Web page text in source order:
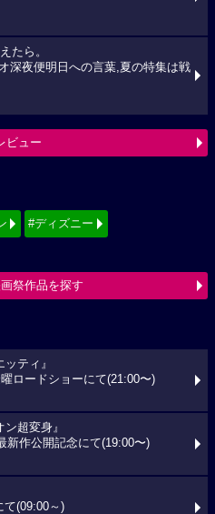
たら。
深夜便明日への言葉,夏の特集は戦
ビュー
#ディズニー
祭作品を探す
ッティ』
ロードショーにて(21:00〜)
ン超変身』
新作公開記念にて(19:00〜)
て(09:00～)